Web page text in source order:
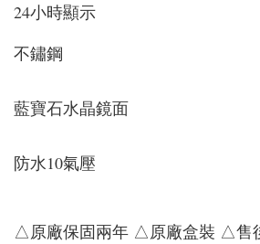
24小時顯示
不鏽鋼
藍寶石水晶鏡面
防水10氣壓
△原廠保固兩年 △原廠盒裝 △售